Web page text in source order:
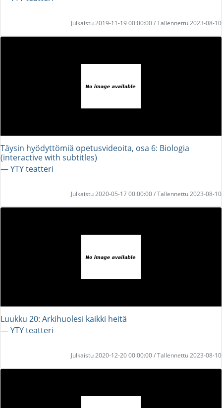
Julkaistu 2019-11-19 00:00:00 / Tallennettu 2023-08-10
Täysin hyödyttömiä opetusvideoita, osa 6: Biologia
(interactive with subtitles)
― YTY teatteri
Julkaistu 2020-05-17 00:00:00 / Tallennettu 2023-08-10
Luukku 20: Arkihuolesi kaikki heitä
― YTY teatteri
Julkaistu 2020-12-20 00:00:00 / Tallennettu 2023-08-10